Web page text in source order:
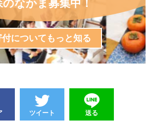
のなかま募集中！
付についてもっと知る
ツイート 送る